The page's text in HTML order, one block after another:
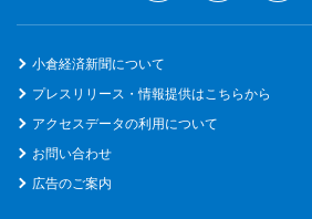
小倉経済新聞について
プレスリリース・情報提供はこちらから
アクセスデータの利用について
お問い合わせ
広告のご案内